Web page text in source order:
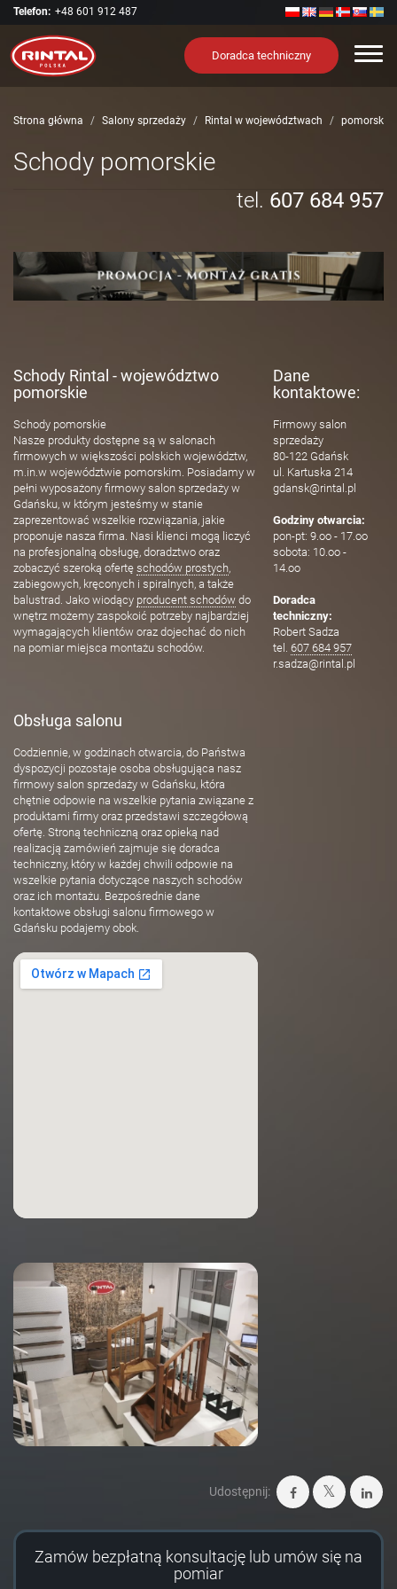
Telefon: +48 601 912 487
Doradca techniczny
Strona główna Salony sprzedaży Rintal w województwach pomorskie
tel. 607 684 957
Schody pomorskie
Schody Rintal - województwo
pomorskie
Schody pomorskie
Nasze produkty dostępne są w salonach
firmowych w większości polskich województw,
m.in.w województwie pomorskim. Posiadamy w
pełni wyposażony firmowy salon sprzedaży w
Gdańsku, w którym jesteśmy w stanie
zaprezentować wszelkie rozwiązania, jakie
proponuje nasza firma. Nasi klienci mogą liczyć
na profesjonalną obsługę, doradztwo oraz
zobaczyć szeroką ofertę schodów prostych,
zabiegowych, kręconych i spiralnych, a także
balustrad. Jako wiodący producent schodów do
wnętrz możemy zaspokoić potrzeby najbardziej
wymagających klientów oraz dojechać do nich
na pomiar miejsca montażu schodów.
Obsługa salonu
Codziennie, w godzinach otwarcia, do Państwa
dyspozycji pozostaje osoba obsługująca nasz
firmowy salon sprzedaży w Gdańsku, która
chętnie odpowie na wszelkie pytania związane z
produktami firmy oraz przedstawi szczegółową
ofertę. Stroną techniczną oraz opieką nad
realizacją zamówień zajmuje się doradca
techniczny, który w każdej chwili odpowie na
wszelkie pytania dotyczące naszych schodów
oraz ich montażu. Bezpośrednie dane
kontaktowe obsługi salonu firmowego w
Gdańsku podajemy obok.
Dane
kontaktowe:
Firmowy salon
sprzedaży
80-122 Gdańsk
ul. Kartuska 214
gdansk@rintal.pl
Godziny otwarcia:
pon-pt: 9.oo - 17.oo
sobota: 10.oo -
14.oo
Doradca
techniczny:
Robert Sadza
tel. 607 684 957
r.sadza@rintal.pl
Udostępnij:
Zamów bezpłatną konsultację lub umów się na
pomiar